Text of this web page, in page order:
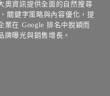
奧資訊提供全面的自然搜尋
關鍵字策略與內容優化，提
業在 Google 排名中脫穎而
牌曝光與銷售增長。